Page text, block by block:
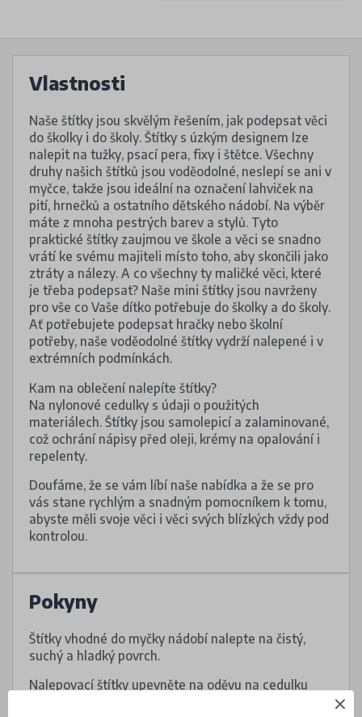
Vlastnosti
Naše štítky jsou skvělým řešením, jak podepsat věci
do školky i do školy. Štítky s úzkým designem lze
nalepit na tužky, psací pera, fixy i štětce. Všechny
druhy našich štítků jsou voděodolné, neslepí se ani v
myčce, takže jsou ideální na označení lahviček na
pití, hrnečků a ostatního dětského nádobí. Na výběr
máte z mnoha pestrých barev a stylů. Tyto
praktické štítky zaujmou ve škole a věci se snadno
vrátí ke svému majiteli místo toho, aby skončili jako
ztráty a nálezy. A co všechny ty maličké věci, které
je třeba podepsat? Naše mini štítky jsou navrženy
pro vše co Vaše dítko potřebuje do školky a do školy.
Ať potřebujete podepsat hračky nebo školní
potřeby, naše voděodolné štítky vydrží nalepené i v
extrémních podmínkách.
Kam na oblečení nalepíte štítky?
Na nylonové cedulky s údaji o použitých
materiálech. Štítky jsou samolepicí a zalaminované,
což ochrání nápisy před oleji, krémy na opalování i
repelenty.
Doufáme, že se vám líbí naše nabídka a že se pro
vás stane rychlým a snadným pomocníkem k tomu,
abyste měli svoje věci i věci svých blízkých vždy pod
kontrolou.
Pokyny
Štítky vhodné do myčky nádobí nalepte na čistý,
suchý a hladký povrch.
Nalepovací štítky upevněte na oděvu na cedulku